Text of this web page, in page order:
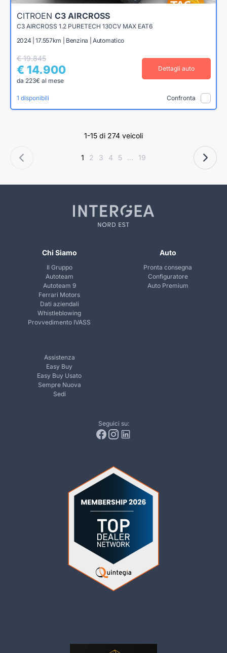
CITROEN C3 AIRCROSS
C3 AIRCROSS 1.2 PURETECH 130CV MAX EAT6
2024 | 17.557km | Benzina | Automatico
€ 19.845
€ 14.900
da 223€ al mese
Dettagli auto
1 disponibili Confronta
1-15 di 274 veicoli
1 2 3 4 5 ... 19
Chi Siamo
Il Gruppo
Autoteam
Autoteam 9
Ferrari Motors
Dati aziendali
Whistleblowing
Provvedimento IVASS
Auto
Pronta consegna
Configuratore
Auto Premium
Assistenza
Easy Buy
Easy Buy Usato
Sempre Nuova
Sedi
Seguici su: